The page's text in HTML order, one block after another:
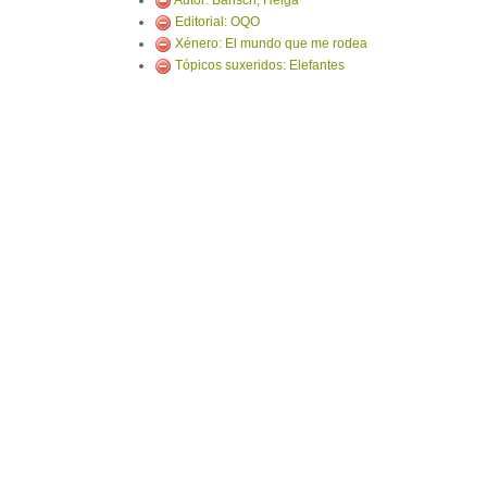
Editorial: OQO
Xénero: El mundo que me rodea
Tópicos suxeridos: Elefantes